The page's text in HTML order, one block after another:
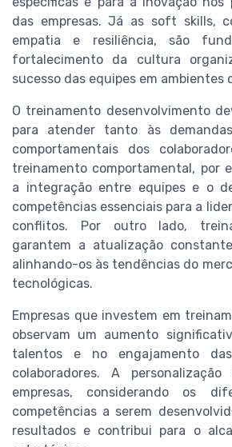
das empresas. Já as soft skills,
empatia e resiliência, são
fortalecimento da cultura
sucesso das equipes em ambientes
O treinamento desenvolvimento
para atender tanto às
comportamentais dos
treinamento comportamental, por
a integração entre equipes e o
competências essenciais para a
conflitos. Por outro lado,
garantem a atualização
alinhando-os às tendências do
tecnológicas.
Empresas que investem em
observam um aumento
talentos e no engajamento
colaboradores. A
empresas, considerando os
competências a serem
resultados e contribui para o